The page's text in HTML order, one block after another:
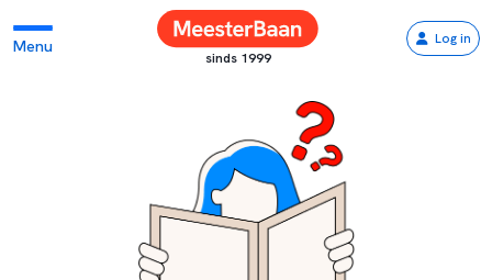
Menu
sinds 1999
Log in